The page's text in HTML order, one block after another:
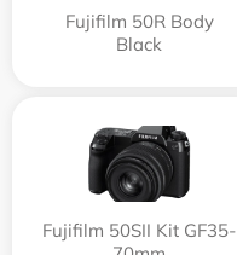
Fujifilm 50R Body
Black
Fujifilm 50SII Kit GF35-